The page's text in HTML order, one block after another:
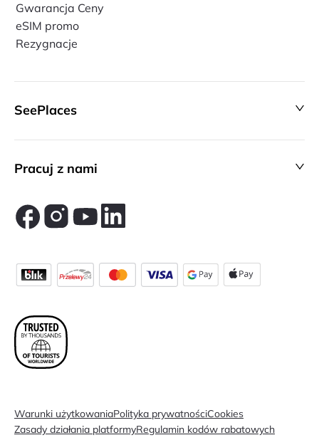
Gwarancja Ceny
eSIM promo
Rezygnacje
SeePlaces
Pracuj z nami
Warunki użytkowaniaPolityka prywatnościCookies
Zasady działania platformyRegulamin kodów rabatowych